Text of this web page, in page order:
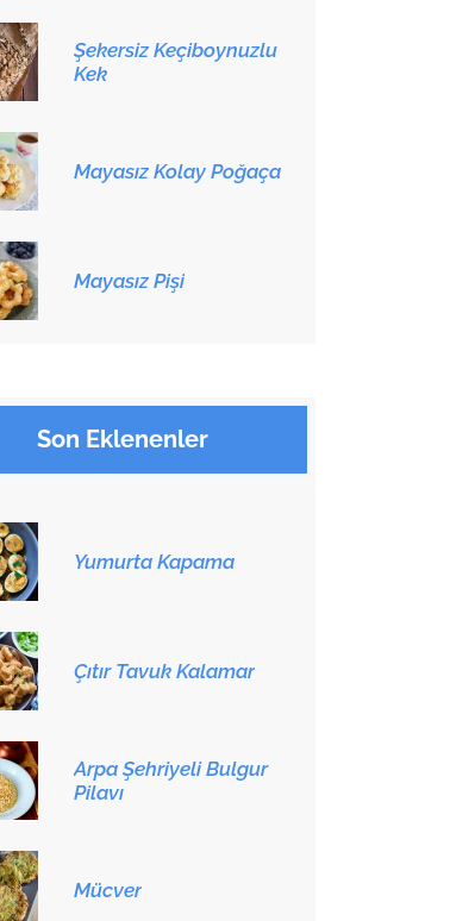
Şekersiz Keçiboynuzlu
Kek
Mayasız Kolay Poğaça
Mayasız Pişi
Son Eklenenler
Yumurta Kapama
Çıtır Tavuk Kalamar
Arpa Şehriyeli Bulgur
Pilavı
Mücver